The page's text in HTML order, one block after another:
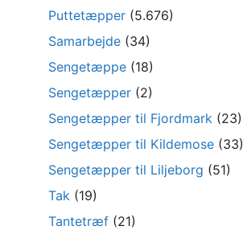
Puttetæpper (5.676)
Samarbejde (34)
Sengetæppe (18)
Sengetæpper (2)
Sengetæpper til Fjordmark (23)
Sengetæpper til Kildemose (33)
Sengetæpper til Liljeborg (51)
Tak (19)
Tantetræf (21)